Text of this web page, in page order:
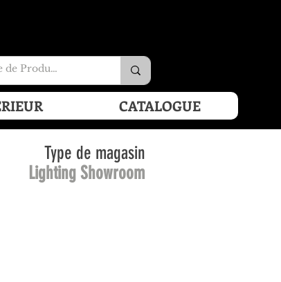
CATALOGUE
Type de magasin
Lighting Showroom